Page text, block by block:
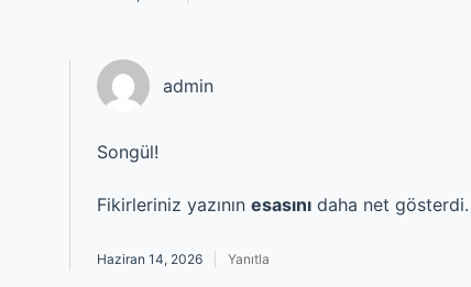
admin
Songül!
Fikirleriniz yazının esasını daha net gösterdi.
Haziran 14, 2026 Yanıtla